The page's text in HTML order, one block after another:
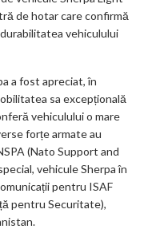
de hotar care confirmă
vehiculului
a fost apreciat, în
sa excepțională
vehiculului o mare
forțe armate au
(Nato Support and
vehicule Sherpa în
pentru ISAF
pentru Securitate),